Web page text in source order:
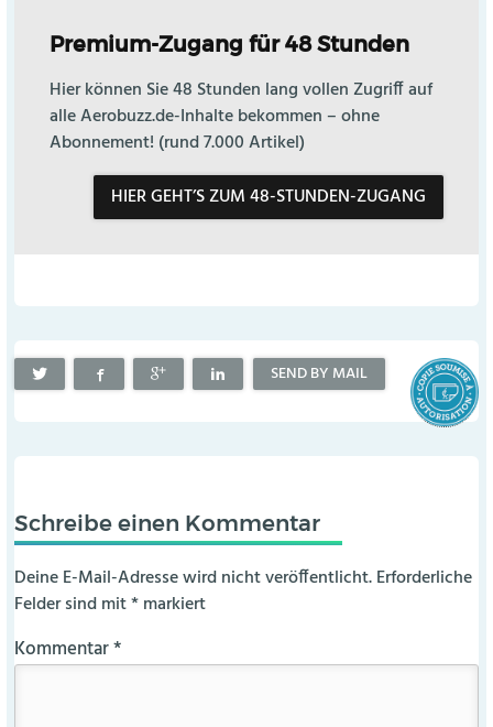
Premium-Zugang für 48 Stunden
Hier können Sie 48 Stunden lang vollen Zugriff auf
alle Aerobuzz.de-Inhalte bekommen – ohne
Abonnement! (rund 7.000 Artikel)
HIER GEHT’S ZUM 48-STUNDEN-ZUGANG
SEND BY MAIL
Schreibe einen Kommentar
Deine E-Mail-Adresse wird nicht veröffentlicht. Erforderliche
Felder sind mit*markiert
Kommentar*